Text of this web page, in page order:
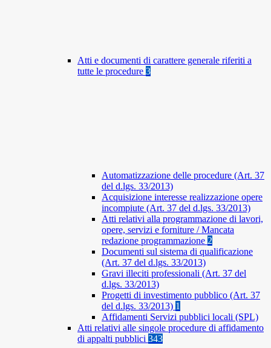
Atti e documenti di carattere generale riferiti a
tutte le procedure 3
Automatizzazione delle procedure (Art. 37
del d.lgs. 33/2013)
Acquisizione interesse realizzazione opere
incompiute (Art. 37 del d.lgs. 33/2013)
Atti relativi alla programmazione di lavori,
opere, servizi e forniture / Mancata
redazione programmazione 2
Documenti sul sistema di qualificazione
(Art. 37 del d.lgs. 33/2013)
Gravi illeciti professionali (Art. 37 del
d.lgs. 33/2013)
Progetti di investimento pubblico (Art. 37
del d.lgs. 33/2013) 1
Affidamenti Servizi pubblici locali (SPL)
Atti relativi alle singole procedure di affidamento
di appalti pubblici 343